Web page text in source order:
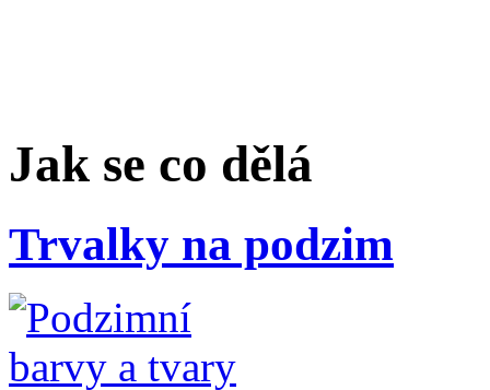
Jak se co dělá
Trvalky na podzim